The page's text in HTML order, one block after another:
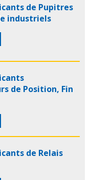
de Pupitres
industriels
de Position, Fin
de Relais